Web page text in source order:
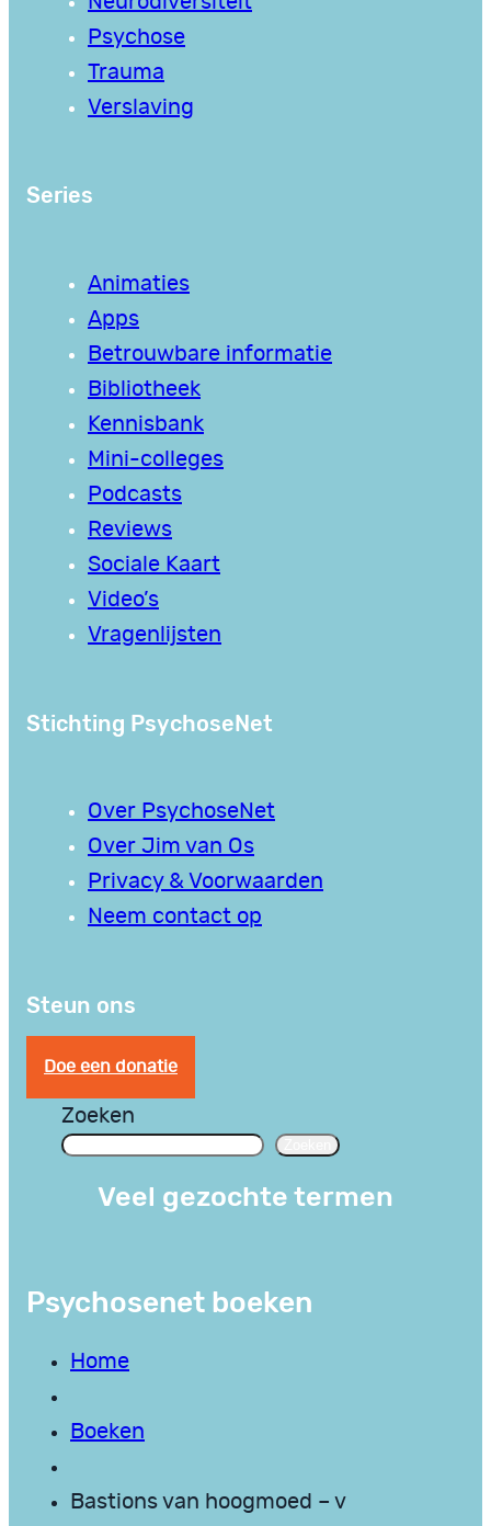
Psychose
Trauma
Verslaving
Series
Animaties
Apps
Betrouwbare informatie
Bibliotheek
Kennisbank
Mini-colleges
Podcasts
Reviews
Sociale Kaart
Video’s
Vragenlijsten
Stichting PsychoseNet
Over PsychoseNet
Over Jim van Os
Privacy & Voorwaarden
Neem contact op
Steun ons
Doe een donatie
Zoeken
Veel gezochte termen
Psychosenet boeken
Home
Boeken
Bastions van hoogmoed – v